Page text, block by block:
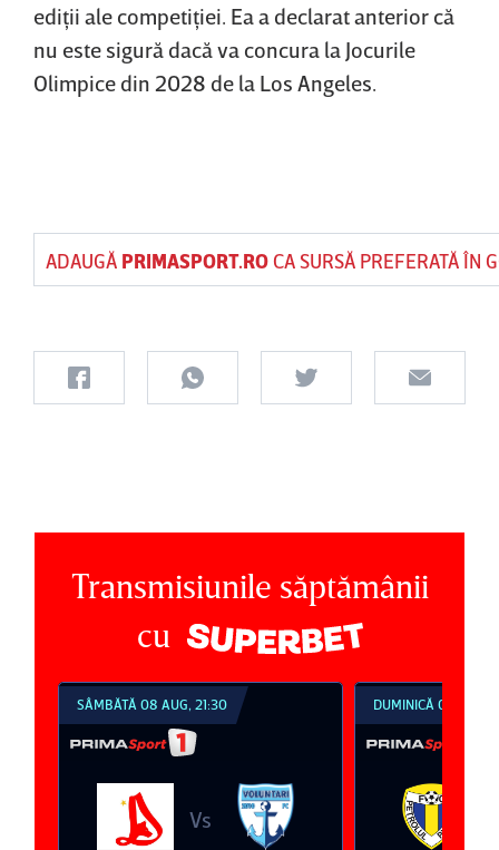
ediţii ale competiţiei. Ea a declarat anterior că
nu este sigură dacă va concura la Jocurile
Olimpice din 2028 de la Los Angeles.
ADAUGĂ PRIMASPORT.ROCA SURSĂ PREFERATĂ ÎN
Transmisiunile săptămânii
cu
SÂMBĂTĂ 08 AUG, 21:30
Vs
DUMINICĂ 09 AUG,